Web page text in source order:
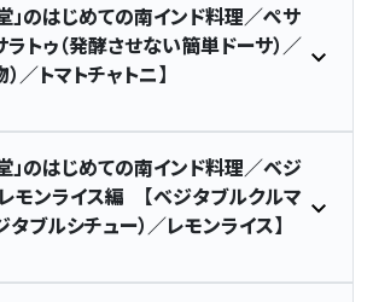
」のはじめての南インド料理／ぺサ
トゥ（発酵させない簡単ドーサ）／
／トマトチャトニ】
」のはじめての南インド料理／ベジ
モンライス編 【ベジタブルクルマ
タブルシチュー）／レモンライス】